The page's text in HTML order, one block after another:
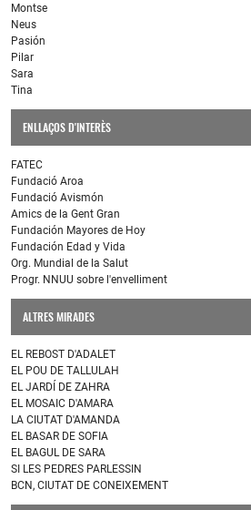
Montse
Neus
Pasión
Pilar
Sara
Tina
ENLLAÇOS D'INTERÈS
FATEC
Fundació Aroa
Fundació Avismón
Amics de la Gent Gran
Fundación Mayores de Hoy
Fundación Edad y Vida
Org. Mundial de la Salut
Progr. NNUU sobre l'envelliment
ALTRES MIRADES
EL REBOST D'ADALET
EL POU DE TALLULAH
EL JARDÍ DE ZAHRA
EL MOSAIC D'AMARA
LA CIUTAT D'AMANDA
EL BASAR DE SOFIA
EL BAGUL DE SARA
SI LES PEDRES PARLESSIN
BCN, CIUTAT DE CONEIXEMENT